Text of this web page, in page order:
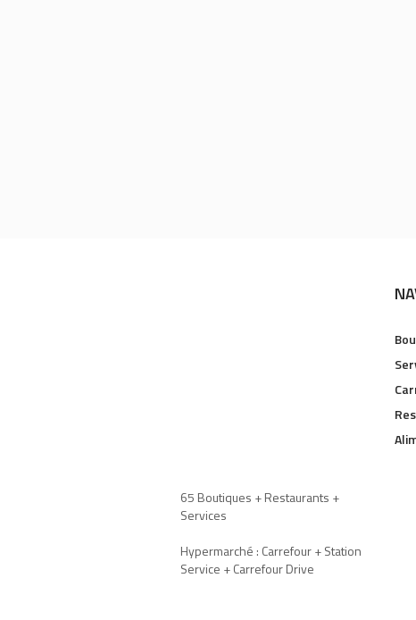
65 Boutiques + Restaurants +
Services
Hypermarché : Carrefour + Station
Service + Carrefour Drive